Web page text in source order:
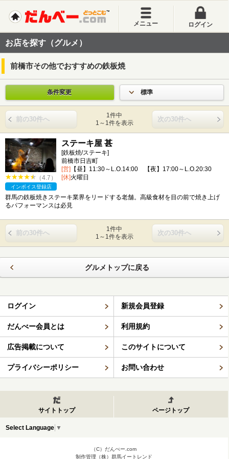
メニュー ログイン
お店を探す（グルメ）
前橋市その他でおすすめの鉄板焼
条件変更 標準
前の30件へ
1件中
1～1件を表示
次の30件へ
（4.7）
インボイス登録店
ステーキ屋 甚
[鉄板焼/ステーキ]
前橋市日吉町
[営] 【昼】11:30～L.O.14:00 【夜】17:00～L.O.20:30
[休]火曜日
群馬の鉄板焼きステーキ業界をリードする老舗。高級食材を目の前で焼き上げ
るパフォーマンスは必見
前の30件へ
1件中
1～1件を表示
次の30件へ
グルメトップに戻る
ログイン 新規会員登録
だんべー会員とは 利用規約
広告掲載について このサイトについて
プライバシーポリシー お問い合わせ
サイトトップ ページトップ
Select Language ▼
（C）だんべー.com
制作管理（株）群馬イートレンド